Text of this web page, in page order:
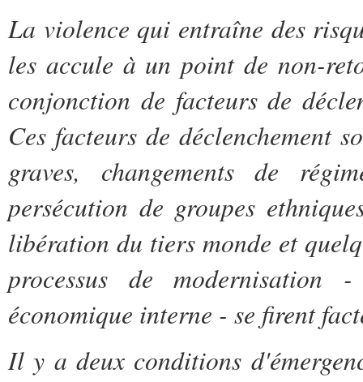
La violence qui entraîne des
les accule à un point de non-
conjonction de facteurs de
Ces facteurs de déclenchement
graves, changements de
persécution de groupes
libération du tiers monde et
processus de
économique interne - se firent
Il y a deux conditions